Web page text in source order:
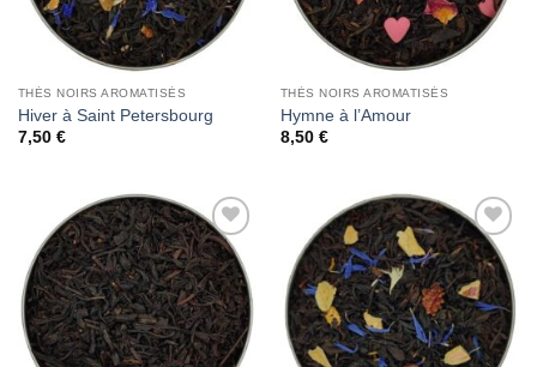
THÉS NOIRS AROMATISÉS
Hiver à Saint Petersbourg
7,50 €
THÉS NOIRS AROMATISÉS
Hymne à l’Amour
8,50 €
Add to
Wishlist
Add to
Wishlist